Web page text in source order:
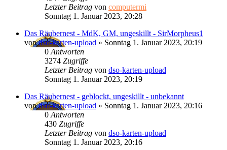
Letzter Beitrag von computermi
Sonntag 1. Januar 2023, 20:28
Das Räubernest - MdK, GM, ungeskillt - SirMorpheus1
vondso-karten-upload » Sonntag 1. Januar 2023, 20:19
0Antworten
3274 Zugriffe
Letzter Beitrag von dso-karten-upload
Sonntag 1. Januar 2023, 20:19
Das Räubernest - geblockt, ungeskillt - unbekannt
vondso-karten-upload » Sonntag 1. Januar 2023, 20:16
0Antworten
430 Zugriffe
Letzter Beitrag von dso-karten-upload
Sonntag 1. Januar 2023, 20:16